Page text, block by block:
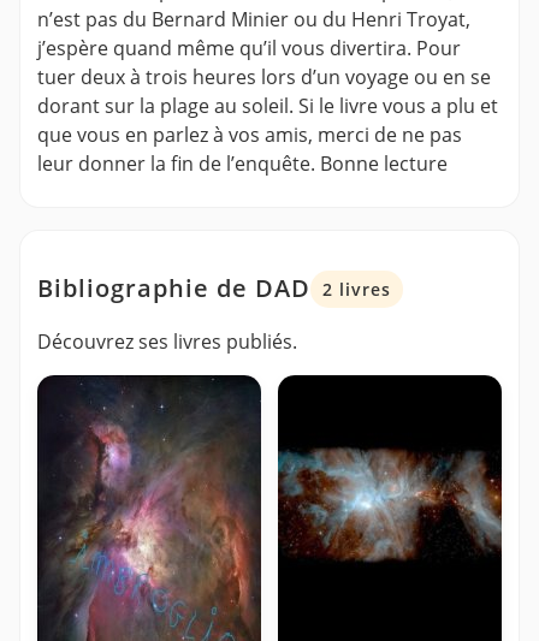
n’est pas du Bernard Minier ou du Henri Troyat,
j’espère quand même qu’il vous divertira. Pour
tuer deux à trois heures lors d’un voyage ou en se
dorant sur la plage au soleil. Si le livre vous a plu et
que vous en parlez à vos amis, merci de ne pas
leur donner la fin de l’enquête. Bonne lecture
Bibliographie de DAD 2 livres
Découvrez ses livres publiés.